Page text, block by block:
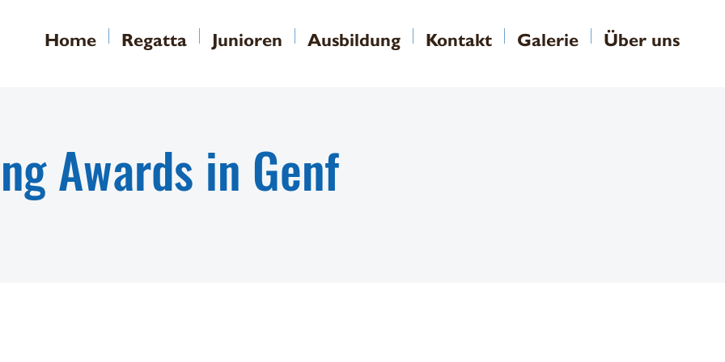
Home Regatta Junioren Ausbildung Kontakt Galerie Über uns
Awards in Genf